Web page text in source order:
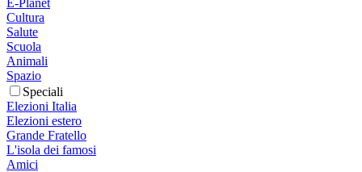
Cultura
Salute
Scuola
Animali
Spazio
Speciali
Elezioni Italia
Elezioni estero
Grande Fratello
L'isola dei famosi
Amici